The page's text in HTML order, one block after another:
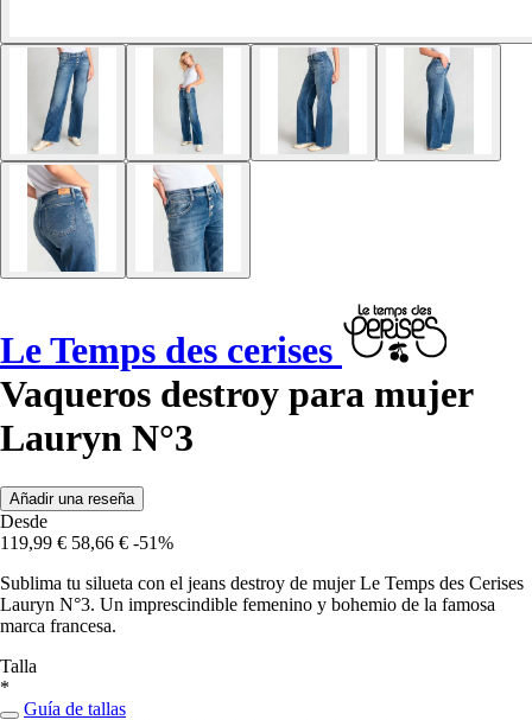
Le Temps des cerises
Vaqueros destroy para mujer
Lauryn N°3
Añadir una reseña
Desde
119,99 € 58,66 € -51%
Sublima tu silueta con el jeans destroy de mujer Le Temps des Cerises
Lauryn N°3. Un imprescindible femenino y bohemio de la famosa
marca francesa.
Talla
*
Guía de tallas